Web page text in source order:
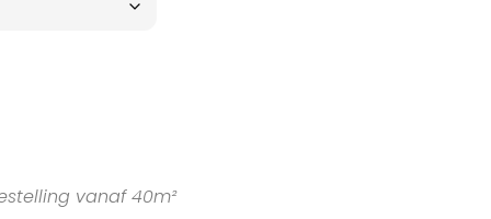
vanaf 40m²